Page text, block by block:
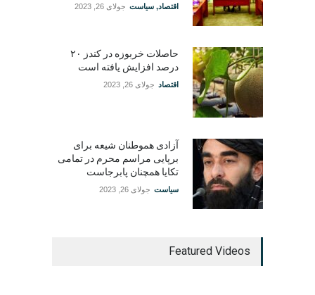
اقتصاد, سیاست جولای 26, 2023
حاصلات خربوزه در کندز ۲۰
درصد افزایش یافته است
اقتصاد جولای 26, 2023
آزادی هموطنان شیعه برای
برپایی مراسم محرم در تمامی
تکایا همچنان پابرجاست
سیاست جولای 26, 2023
Featured Videos